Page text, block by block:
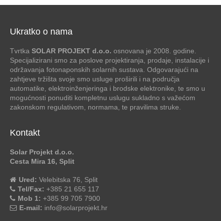
Ukratko o nama
Tvrtka SOLAR PROJEKT d.o.o. osnovana je 2008. godine.
Specijalizirani smo za poslove projektiranja, prodaje, instalacije i
održavanja fotonaponskih solarnih sustava. Odgovarajući na
zahtjeve tržišta svoje smo usluge proširili i na područja
automatike, elektroinženjeringa i brodske elektronike, te smo u
mogućnosti ponuditi kompletnu uslugu sukladno s važećom
zakonskom regulativom, normama, te pravilima struke.
Kontakt
Solar Projekt d.o.o.
Cesta Mira 16, Split
Ured: Velebitska 76, Split
Tel/Fax: +385 21 655 117
Mob 1: +385 99 705 7900
E-mail: info@solarprojekt.hr